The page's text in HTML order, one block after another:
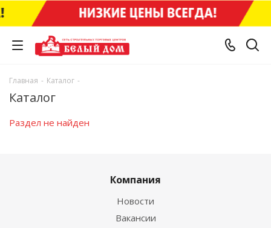
Главная - Каталог -
Каталог
Раздел не найден
Компания
Новости
Вакансии